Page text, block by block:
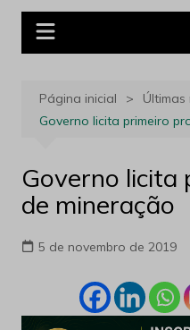
Página inicial
Últimas
Governo licita primeiro
Governo licita
de mineração
5 de novembro de 2019